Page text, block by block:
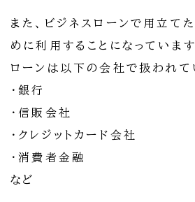
また、ビジネスローンで用立て
めに利用することになっていま
ローンは以下の会社で扱われて
・銀行
・信販会社
・クレジットカード会社
・消費者金融
など